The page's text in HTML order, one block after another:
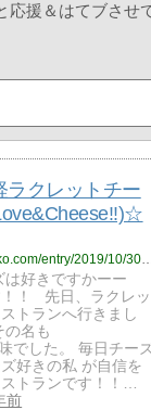
応援＆はてブさせ
ラクレットチー
https://www.kimama-kuroneko.com/
好きですかーー
！ 先日、ラクレッ
トランへ行きまし
の名も
でした。 毎日チー
好きの私 が自信を
トランです！！…
前